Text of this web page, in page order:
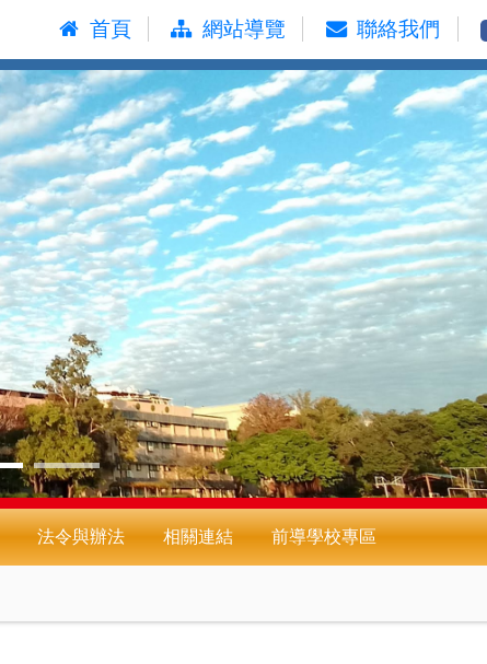
首頁 網站導覽 聯絡我們
法令與辦法 相關連結 前導學校專區